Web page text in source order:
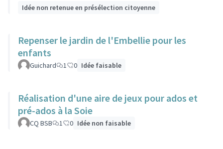
Idée non retenue en présélection citoyenne
Repenser le jardin de l'Embellie pour les
enfants
Guichard 1 0 Idée faisable
Réalisation d'une aire de jeux pour ados et
pré-ados à la Soie
CQ BSB 1 0 Idée non faisable